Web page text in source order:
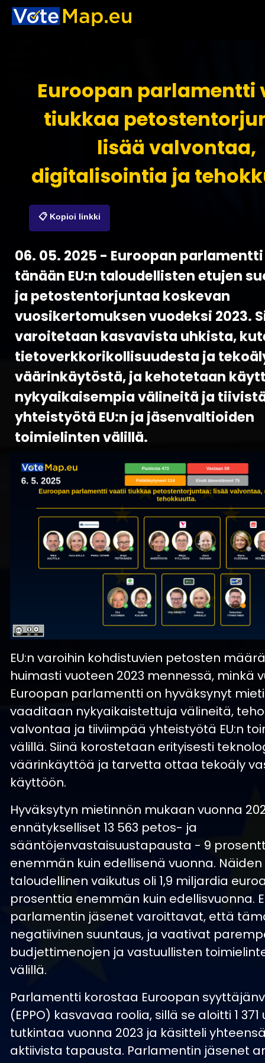
Euroopan parlamentti
tiukkaa
lisää valvontaa,
digitalisointia ja
📋 Kopioi linkki
06. 05. 2025 - Euroopan
tänään EU:n taloudellisten etujen
ja petostentorjuntaa koskevan
vuosikertomuksen vuodeksi 2023.
varoitetaan kasvavista uhkista,
tietoverkkorikollisuudesta ja
väärinkäytöstä, ja kehotetaan
nykyaikaisempia välineitä ja
yhteistyötä EU:n ja jäsenvaltioiden
toimielinten välillä.
EU:n varoihin kohdistuvien petosten
huimasti vuoteen 2023 mennessä, minkä
Euroopan parlamentti on hyväksynyt
vaaditaan nykyaikaistettuja välineitä,
valvontaa ja tiiviimpää yhteistyötä EU:n
välillä. Siinä korostetaan erityisesti
väärinkäyttöä ja tarvetta ottaa tekoäly
käyttöön.
Hyväksytyn mietinnön mukaan vuonna
ennätykselliset 13 563 petos- ja
sääntöjenvastaisuustapausta - 9
enemmän kuin edellisenä vuonna.
taloudellinen vaikutus oli 1,9 miljardia
prosenttia enemmän kuin edellisvuonna.
parlamentin jäsenet varoittavat, että
negatiivinen suuntaus, ja vaativat
budjettimenojen ja vastuullisten
välillä.
Parlamentti korostaa Euroopan
(EPPO) kasvavaa roolia, sillä se aloitti 1
tutkintaa vuonna 2023 ja käsitteli
aktiivista tapausta. Parlamentin jäsenet